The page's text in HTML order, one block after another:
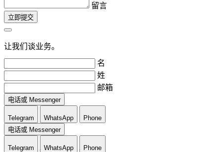
留言
立即提交
让我们谈业务。
名
姓
邮箱
电话或 Messenger
Telegram WhatsApp
Phone
电话或 Messenger
Telegram WhatsApp Phone